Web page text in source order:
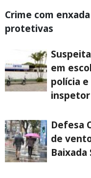
Crime com
protetivas
em
polícia
inspetor
Defesa
de